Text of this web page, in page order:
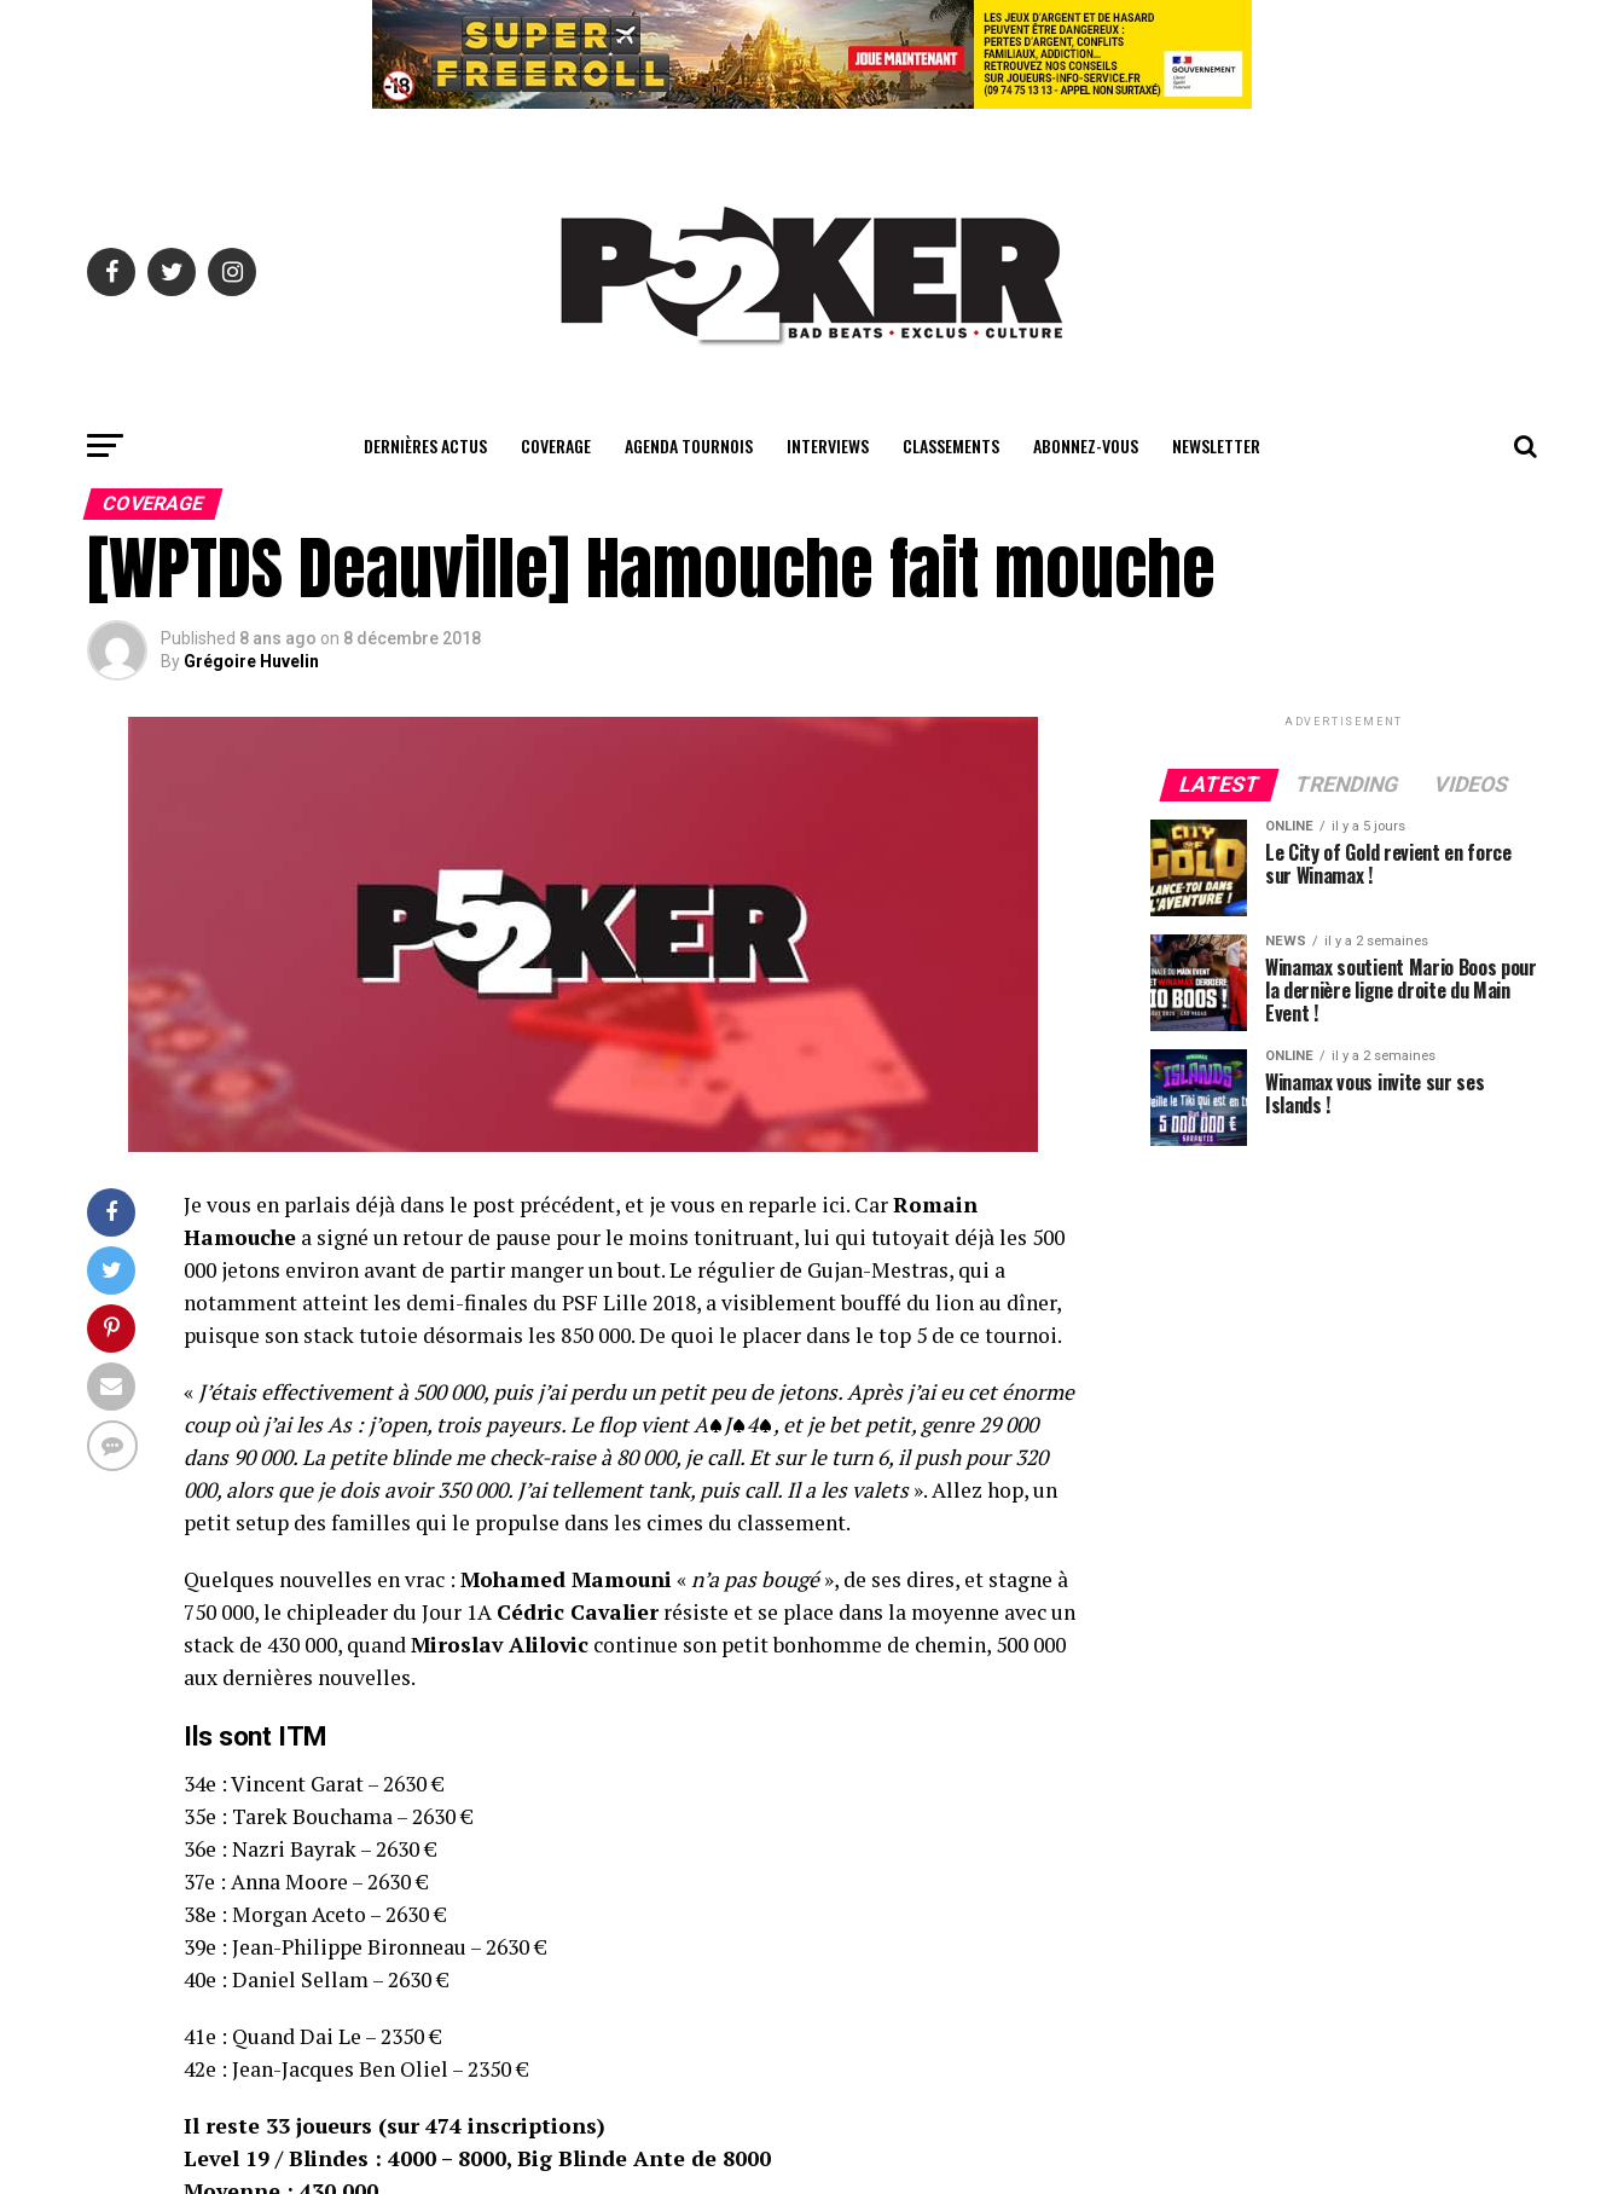
center>
DERNIÈRES ACTUS COVERAGE AGENDA TOURNOIS INTERVIEWS CLASSEMENTS ABONNEZ-VOUS NEWSLETTER
COVERAGE
[WPTDS Deauville] Hamouche fait mouche
Published 8 ans ago on 8 décembre 2018
By Grégoire Huvelin
Je vous en parlais déjà dans le post précédent, et je vous en reparle ici. CarRomain
Hamouche a signé un retour de pause pour le moins tonitruant, lui qui tutoyait déjà les 500
000 jetons environ avant de partir manger un bout. Le régulier de Gujan-Mestras, qui a
notamment atteint les demi-finales du PSF Lille 2018, a visiblement bouffé du lion au dîner,
puisque son stack tutoie désormais les 850 000. De quoi le placer dans le top 5 de ce tournoi.
« J’étais effectivement à 500 000, puis j’ai perdu un petit peu de jetons. Après j’ai eu cet énorme
coup où j’ai les As : j’open, trois payeurs. Le flop vient A
J 4
, et je bet petit, genre 29 000
dans 90 000. La petite blinde me check-raise à 80 000, je call. Et sur le turn 6, il push pour 320
000, alors que je dois avoir 350 000. J’ai tellement tank, puis call. Il a les valets». Allez hop, un
petit setup des familles qui le propulse dans les cimes du classement.
Quelques nouvelles en vrac : Mohamed Mamouni«n’a pas bougé», de ses dires, et stagne à
750 000, le chipleader du Jour 1A Cédric Cavalierrésiste et se place dans la moyenne avec un
stack de 430 000, quandMiroslav Alilovic continue son petit bonhomme de chemin, 500 000
aux dernières nouvelles.
Ils sont ITM
34e : Vincent Garat – 2630 €
35e : Tarek Bouchama – 2630 €
36e : Nazri Bayrak – 2630 €
37e : Anna Moore – 2630 €
38e : Morgan Aceto – 2630 €
39e : Jean-Philippe Bironneau – 2630 €
40e : Daniel Sellam – 2630 €
41e : Quand Dai Le – 2350 €
42e : Jean-Jacques Ben Oliel – 2350 €
Il reste 33 joueurs (sur 474 inscriptions)
Level 19 / Blindes : 4000 – 8000, Big Blinde Ante de 8000
ADVERTISEMENT
LATEST TRENDING VIDEOS
ONLINE il y a 5 jours
Le City of Gold revient en force
sur Winamax !
NEWS il y a 2 semaines
Winamax soutient Mario Boos pour
la dernière ligne droite du Main
Event !
ONLINE il y a 2 semaines
Winamax vous invite sur ses
Islands !